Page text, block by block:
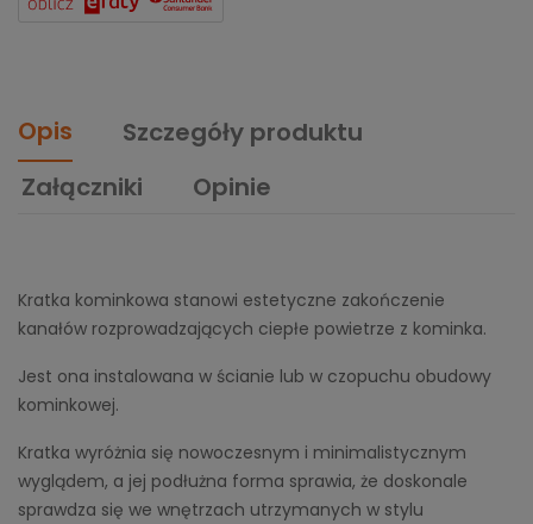
Opis
Szczegóły produktu
Załączniki
Opinie
Kratka kominkowa stanowi estetyczne zakończenie
kanałów rozprowadzających ciepłe powietrze z kominka.
Jest ona instalowana w ścianie lub w czopuchu obudowy
kominkowej.
Kratka wyróżnia się nowoczesnym i minimalistycznym
wyglądem, a jej podłużna forma sprawia, że doskonale
sprawdza się we wnętrzach utrzymanych w stylu